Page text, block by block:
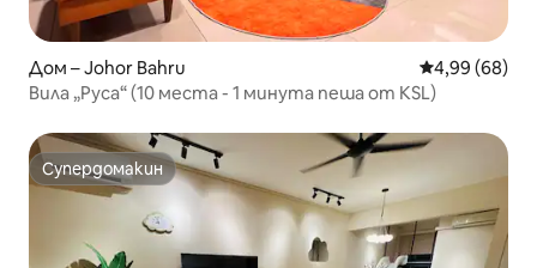
Дом – Johor Bahru Средна
4,99 (68)
Вила „Руса“ (10 места - 1 минута пеша от KSL)
Супердомакин
Супердомакин